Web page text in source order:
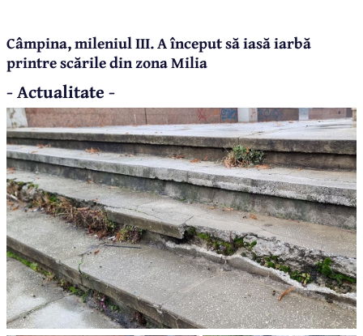
Câmpina, mileniul III. A început să iasă iarbă
printre scările din zona Milia
- Actualitate -